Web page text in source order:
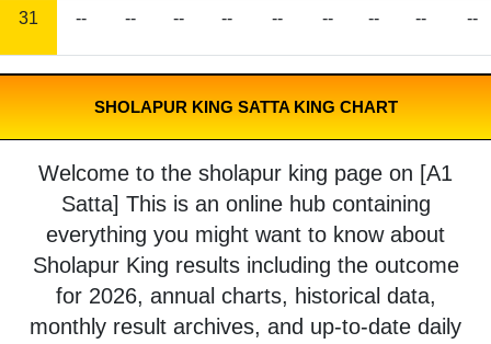
31 -- -- -- -- -- -- -- -- --
SHOLAPUR KING SATTA KING CHART
Welcome to the sholapur king page on [A1
Satta] This is an online hub containing
everything you might want to know about
Sholapur King results including the outcome
for 2026, annual charts, historical data,
monthly result archives, and up-to-date daily